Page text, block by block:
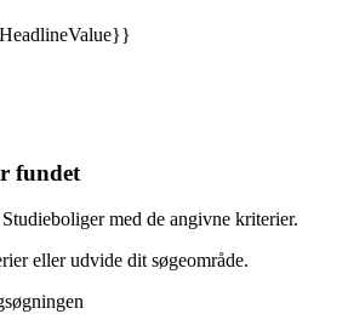
fundet
med de angivne kriterier.
eller udvide dit søgeområde.